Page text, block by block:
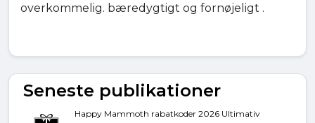
overkommelig. bæredygtigt og fornøjeligt .
Seneste publikationer
Happy Mammoth rabatkoder 2026 Ultimativ